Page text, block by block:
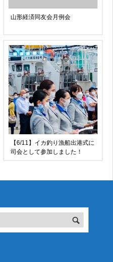
山形経済同友会月例会
【6/11】イカ釣り漁船出港式に
司会として参加しました！